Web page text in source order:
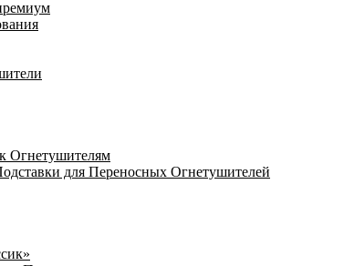
Огнетушителям
для Переносных Огнетушителей